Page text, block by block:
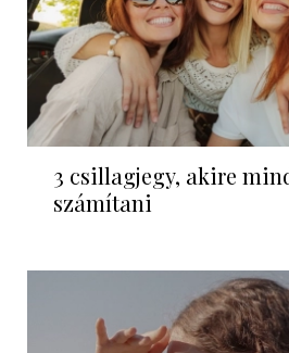
3 csillagjegy, akire
számítani